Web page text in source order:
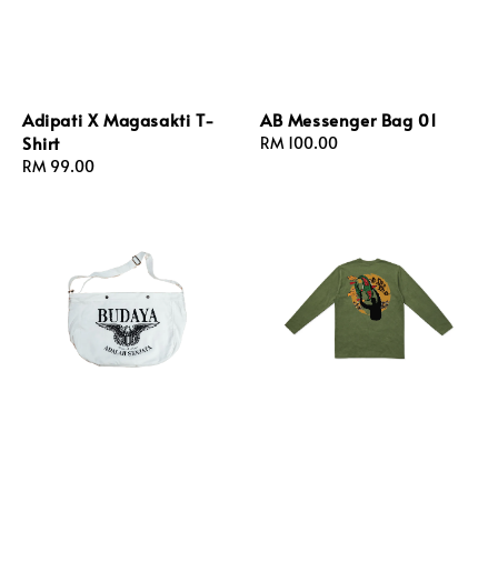
Adipati X Magasakti T-
Shirt
Regular
RM 99.00
AB Messenger Bag 01
Regular
RM 100.00